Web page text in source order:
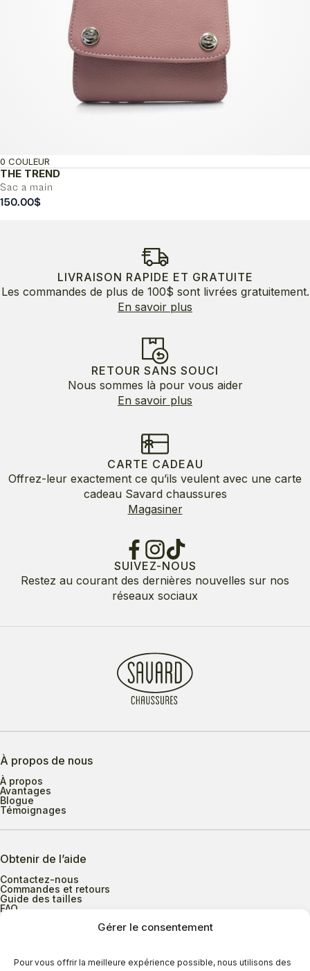
Gérer le consentement
Pour vous offrir la meilleure expérience possible, nous utilisons des
THE TREND
Sac a main
0 COULEUR
150.00$
LIVRAISON RAPIDE ET GRATUITE
Les commandes de plus de 100$ sont livrées gratuitement.
En savoir plus
RETOUR SANS SOUCI
Nous sommes là pour vous aider
En savoir plus
CARTE CADEAU
Offrez-leur exactement ce qu’ils veulent avec une carte
cadeau Savard chaussures
Magasiner
SUIVEZ-NOUS
Restez au courant des dernières nouvelles sur nos
réseaux sociaux
À propos de nous
À propos
Avantages
Blogue
Témoignages
Obtenir de l’aide
Contactez-nous
Commandes et retours
Guide des tailles
FAQ
Heures d’ouverture